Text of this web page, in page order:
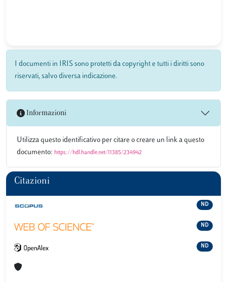
I documenti in IRIS sono protetti da copyright e tutti i diritti sono
riservati, salvo diversa indicazione.
Informazioni
Utilizza questo identificativo per citare o creare un link a questo
documento: https://hdl.handle.net/11385/234942
Citazioni
ND
ND
ND